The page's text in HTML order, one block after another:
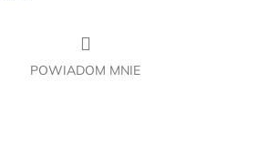
POWIADOM MNIE